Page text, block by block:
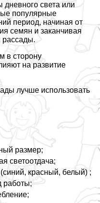
света или
популярные
период, начиная от
семян и заканчивая
рассады.
в сторону
на развитие
лучше использовать
размер;
светоотдача;
красный, белый) ;
работы;